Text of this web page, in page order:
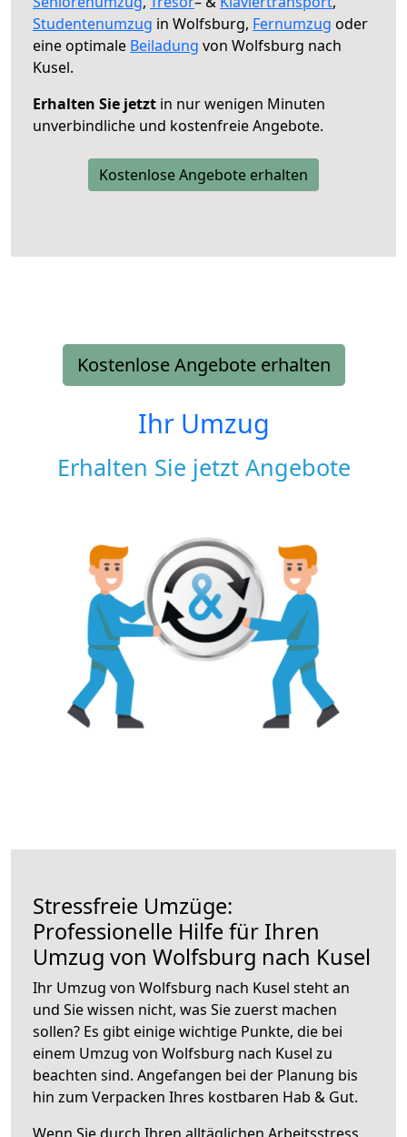
Studentenumzug in Wolfsburg, Fernumzug oder
eine optimale Beiladung von Wolfsburg nach
Kusel.
Erhalten Sie jetzt in nur wenigen Minuten
unverbindliche und kostenfreie Angebote.
Kostenlose Angebote erhalten
Kostenlose Angebote erhalten
Ihr Umzug
Erhalten Sie jetzt Angebote
Stressfreie Umzüge:
Professionelle Hilfe für Ihren
Umzug von Wolfsburg nach Kusel
Ihr Umzug von Wolfsburg nach Kusel steht an
und Sie wissen nicht, was Sie zuerst machen
sollen? Es gibt einige wichtige Punkte, die bei
einem Umzug von Wolfsburg nach Kusel zu
beachten sind. Angefangen bei der Planung bis
hin zum Verpacken Ihres kostbaren Hab & Gut.